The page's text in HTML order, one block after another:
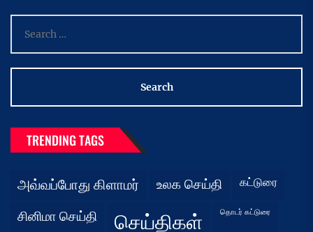
for:
TRENDING TAGS
அவ்வப்போது கிளாமர் உலக செய்தி கட்டுரை
சினிமா செய்தி செய்திகள் தொடர் கட்டுரை